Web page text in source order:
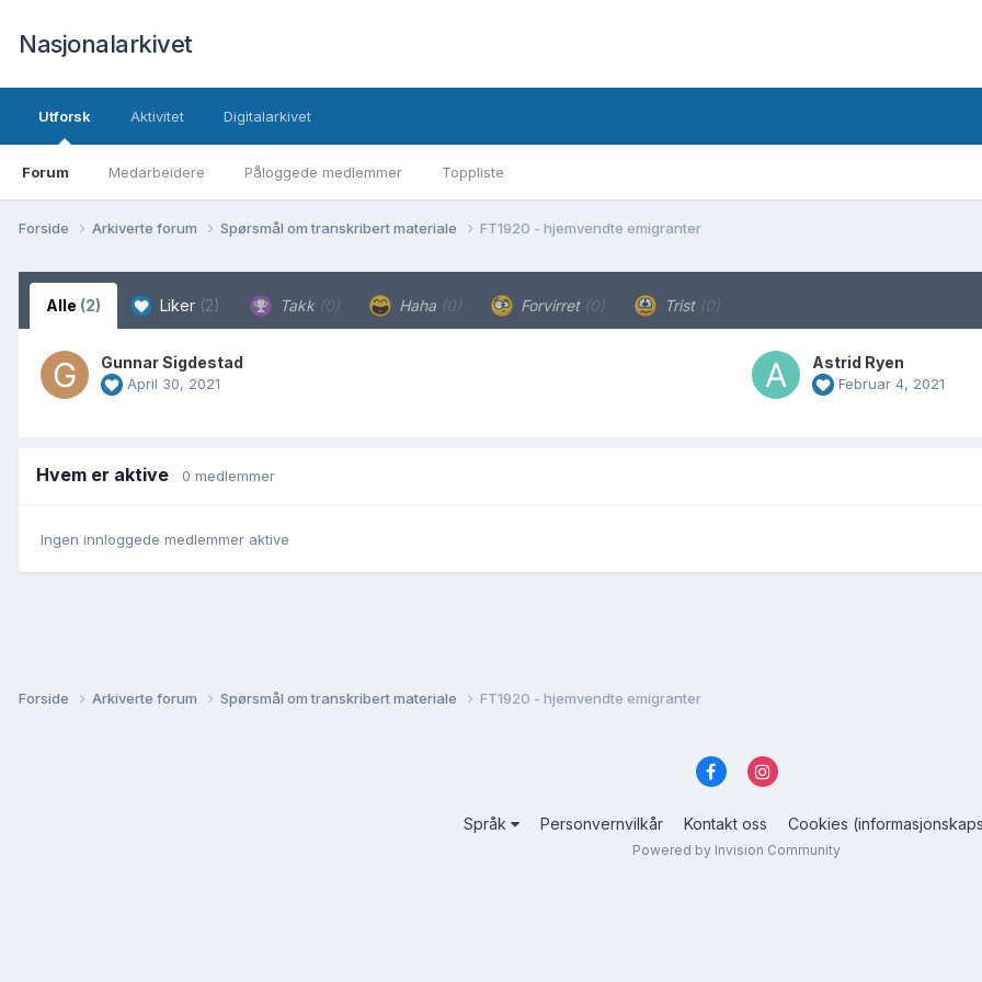
Nasjonalarkivet
Utforsk
Forum Medarbeidere Påloggede medlemmer Toppliste
Aktivitet Digitalarkivet
Forside Arkiverte forum Spørsmål om transkribert materiale FT1920 - hjemvendte emigranter
Alle (2) Liker (2) Takk (0) Haha (0) Forvirret (0) Trist (0)
Gunnar Sigdestad
April 30, 2021
Astrid Ryen
Februar 4, 2021
Hvem er aktive 0 medlemmer
Ingen innloggede medlemmer aktive
Forside Arkiverte forum Spørsmål om transkribert materiale FT1920 - hjemvendte emigranter
Språk Personvernvilkår Kontakt oss Cookies
Powered by Invision Community